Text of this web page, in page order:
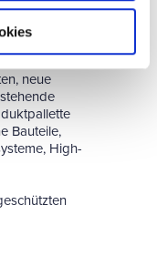
an
zur
als
neue
Bauteile,
High-